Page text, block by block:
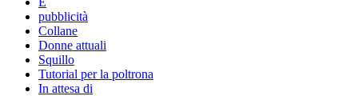
pubblicità
Collane
Donne attuali
Squillo
Tutorial per la poltrona
In attesa di